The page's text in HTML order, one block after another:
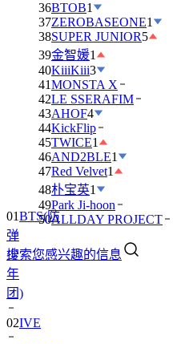
36BTOB1
37ZEROBASEONE1
38SUPER JUNIOR5
39金智媛1
40KiiiKiii3
41MONSTA X
42LE SSERAFIM
43AHOF4
44KickFlip
45TWICE1
46AND2BLE1
47Red Velvet1
48朴宝英1
49Park Ji-hoon
50ALLDAY PROJECT
搜索您感兴趣的信息
01BTS(防
弹
少
年
团)
02IVE